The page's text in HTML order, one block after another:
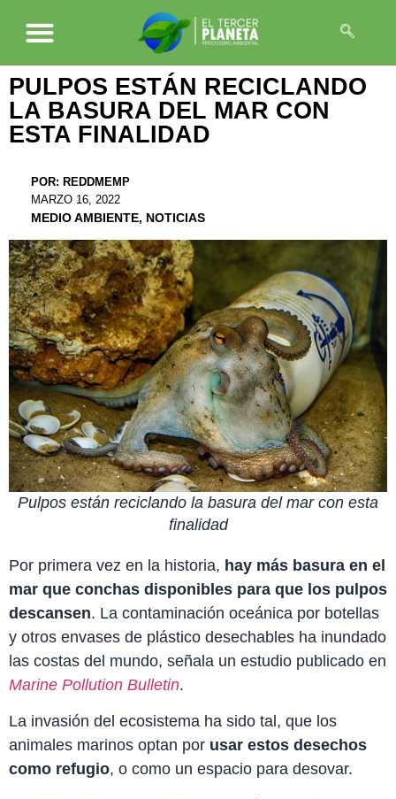
PULPOS ESTÁN RECICLANDO
LA BASURA DEL MAR CON
ESTA FINALIDAD
POR: REDDMEMP
MARZO 16, 2022
MEDIO AMBIENTE, NOTICIAS
Pulpos están reciclando la basura del mar con esta
finalidad
Por primera vez en la historia, hay más basura en el
mar que conchas disponibles para que los pulpos
descansen. La contaminación oceánica por botellas
y otros envases de plástico desechables ha inundado
las costas del mundo, señala un estudio publicado en
Marine Pollution Bulletin.
La invasión del ecosistema ha sido tal, que los
animales marinos optan por usar estos desechos
como refugio, o como un espacio para desovar.